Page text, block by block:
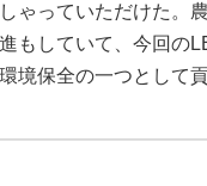
ゃっていただけた。
もしていて、今回
境保全の一つとして